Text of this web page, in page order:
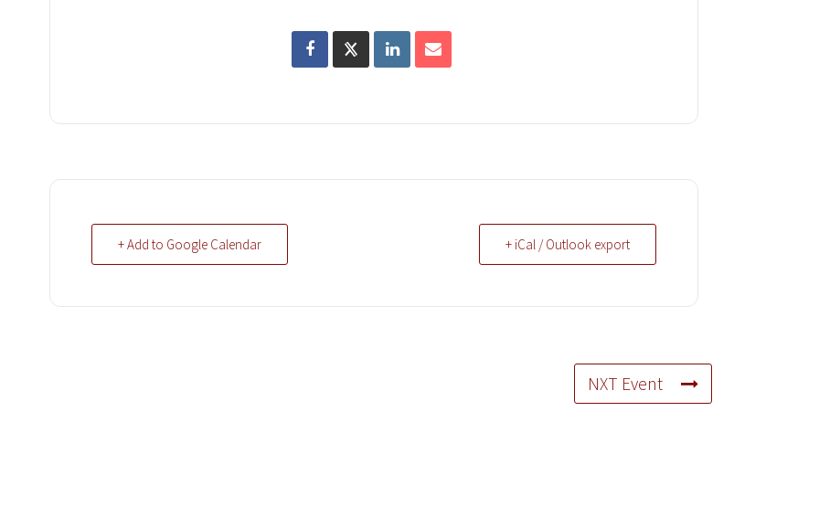
+ Add to Google Calendar + iCal / Outlook export
NXT Event